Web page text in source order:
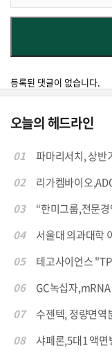
등록된 댓글이 없습니다.
오늘의 헤드라인
01
파마리서치, 상
02
리가켐바이오
03
“한미그룹,전문
04
서울대 의과대학
05
테고사이언스
06
GC녹십자
07
수젠텍, 정량면역
08
샤페론,5대1 액